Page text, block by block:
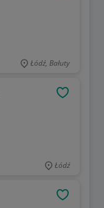
Łódź, Bałuty
Łódź